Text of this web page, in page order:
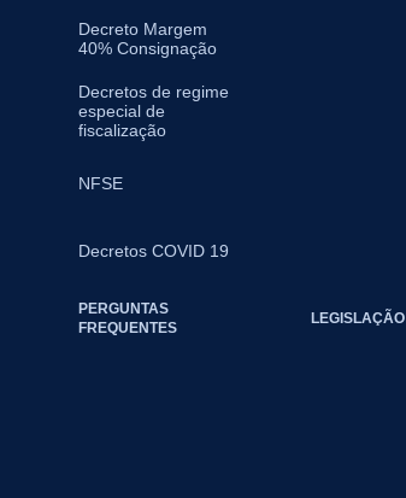
Decreto Margem
40% Consignação
Decretos de regime
especial de
fiscalização
NFSE
Decretos COVID 19
PERGUNTAS
FREQUENTES
LEGISLAÇÃO